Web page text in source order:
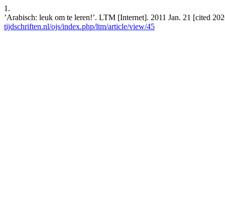
1.
’Arabisch: leuk om te leren!’. LTM [Internet]. 2011 Jan. 21 [cited
tijdschriften.nl/ojs/index.php/ltm/article/view/45